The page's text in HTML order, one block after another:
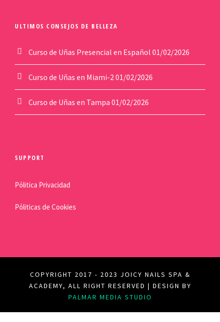
ULTIMOS CONSEJOS DE BELLEZA
Curso de Uñas Presencial en Español 01/02/2026
Curso de Uñas en Miami-2 01/02/2026
Curso de Uñas en Tampa 01/02/2026
SUPPORT
Pólitica Privacidad
Póliticas de Cookies
COPYRIGHT 2017 - 2023 JOICY NAILS SPA &
ACADEMY, ALL RIGHT RESERVED | DESIGN BY
PALMAR MEDIA STUDIO